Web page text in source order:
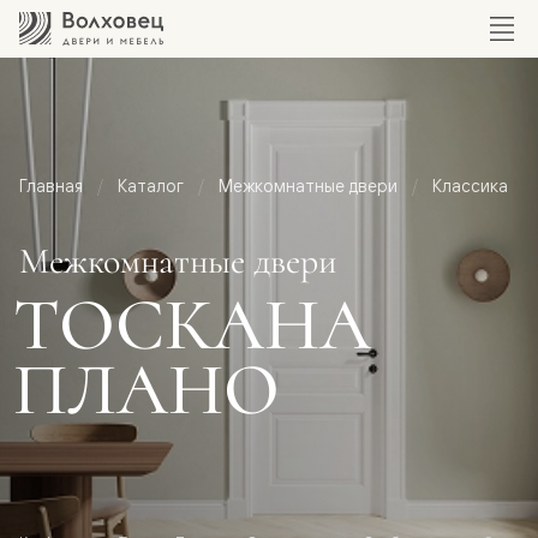
Главная Каталог Межкомнатные двери Классика
Межкомнатные двери
ТОСКАНА
ПЛАНО